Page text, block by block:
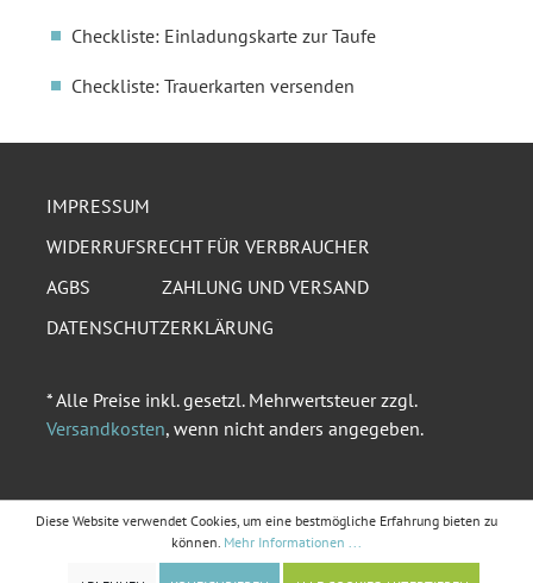
Checkliste: Einladungskarte zur Taufe
Checkliste: Trauerkarten versenden
IMPRESSUM
WIDERRUFSRECHT FÜR VERBRAUCHER
AGBS
ZAHLUNG UND VERSAND
DATENSCHUTZERKLÄRUNG
* Alle Preise inkl. gesetzl. Mehrwertsteuer zzgl.
Versandkosten, wenn nicht anders angegeben.
Diese Website verwendet Cookies, um eine bestmögliche Erfahrung bieten zu
können. Mehr Informationen ...